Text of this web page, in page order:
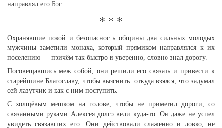
направлял его Бог.
* * *
Охранявшие покой и безопасность общины два сильных молодых
мужчины заметили монаха, который прямиком направлялся к их
поселению — причём так быстро и уверенно, словно знал дорогу.
Посовещавшись меж собой, они решили его связать и привести к
старейшине Благославу, чтобы выяснить: откуда взялся, что задумал
сей лазутчик и как с ним поступить.
С холщёвым мешком на голове, чтобы не приметил дороги, со
связанными руками Алексея долго вели куда-то. Он даже не успел
увидеть связавших его. Они действовали слаженно и ловко, не